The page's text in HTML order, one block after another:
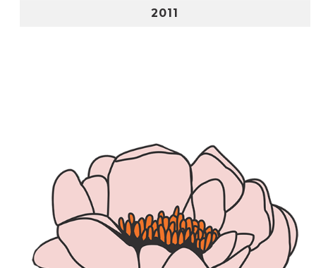
2011